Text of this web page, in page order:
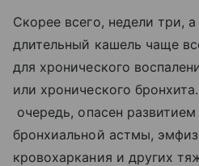
Скорее всего, недели три,
длительный кашель чаще
для хронического
или хронического
очередь, опасен
бронхиальной астмы,
кровохаркания и других